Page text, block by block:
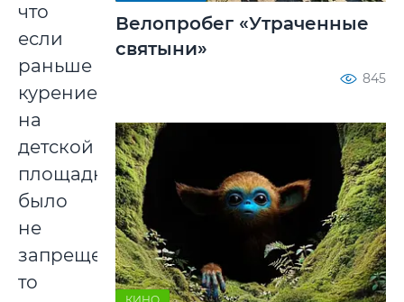
что
если
раньше
курение
на
детской
площадке
было
не
запрещено,
то
Велопробег «Утраченные
святыни»
845